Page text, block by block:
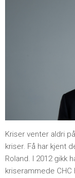
Kriser venter aldri
kriser. Få har kjent
Roland. I 2012 gikk
kriserammede